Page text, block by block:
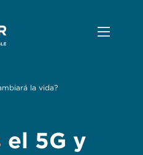
la vida?
el 5G y